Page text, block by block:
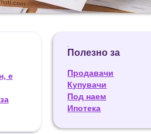
е
Полезно за
Продавачи
Купувачи
Под наем
Ипотека